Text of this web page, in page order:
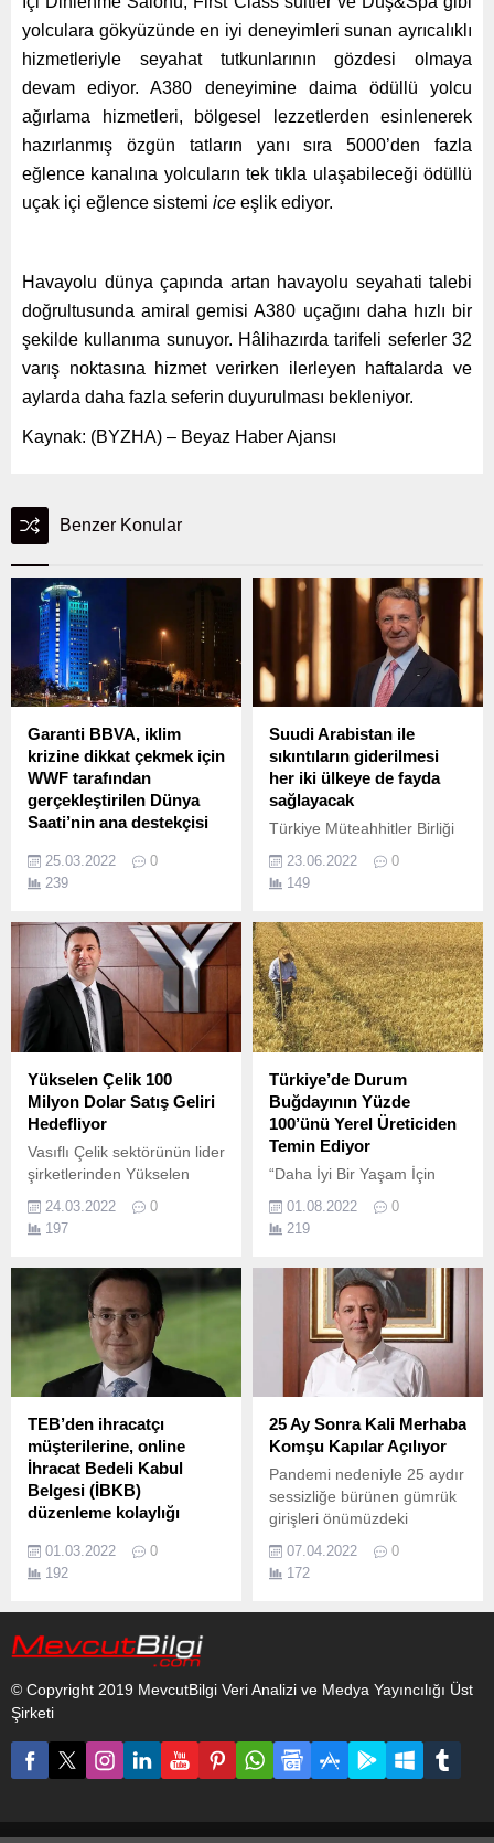
yolculara gökyüzünde en iyi deneyimleri sunan ayrıcalıklı
hizmetleriyle seyahat tutkunlarının gözdesi olmaya
devam ediyor. A380 deneyimine daima ödüllü yolcu
ağırlama hizmetleri, bölgesel lezzetlerden esinlenerek
hazırlanmış özgün tatların yanı sıra 5000’den fazla
eğlence kanalına yolcuların tek tıkla ulaşabileceği ödüllü
uçak içi eğlence sistemi ice eşlik ediyor.
Havayolu dünya çapında artan havayolu seyahati talebi
doğrultusunda amiral gemisi A380 uçağını daha hızlı bir
şekilde kullanıma sunuyor. Hâlihazırda tarifeli seferler 32
varış noktasına hizmet verirken ilerleyen haftalarda ve
aylarda daha fazla seferin duyurulması bekleniyor.
Kaynak: (BYZHA) – Beyaz Haber Ajansı
Benzer Konular
Garanti BBVA, iklim
krizine dikkat çekmek için
WWF tarafından
gerçekleştirilen Dünya
Saati’nin ana destekçisi
Sürdürülebilirliği
faaliyetlerinin odağına
koyan Garanti BBVA, WWF
Vakfı) tarafından 2007’den
bu yana gerçekleştirilen
“Dünya Saati”
kampanyasının bir kez daha
ana destekçisi oluyor.
25.03.2022
0
239
Suudi Arabistan ile
sıkıntıların giderilmesi
her iki ülkeye de fayda
sağlayacak
Türkiye Müteahhitler Birliği
(TMB), diplomatik temaslar
için Ankara’da bulunan
Suudi bakanlar ile Ticaret
başkanlığında bir araya
geldi.
23.06.2022
0
149
Yükselen Çelik 100
Milyon Dolar Satış Geliri
Hedefliyor
Vasıflı Çelik sektörünün lider
şirketlerinden Yükselen
tahminlerini ikinci kez yukarı
yönlü revize ettiğini açıkladı.
24.03.2022
0
197
Türkiye’de Durum
Buğdayının Yüzde
100’ünü Yerel Üreticiden
Temin Ediyor
“Daha İyi Bir Yaşam İçin
Barilla Küresel gıda lideri
Barilla, 2021 yılı iş ve
yayımladı.
01.08.2022
0
219
TEB’den ihracatçı
müşterilerine, online
İhracat Bedeli Kabul
Belgesi (İBKB)
düzenleme kolaylığı
İhracatın arttırılması ve
ihracatçı firmaların
desteklenmesi amacıyla,
yol gösteren Türk Ekonomi
Bankası (TEB), dış ticaret
yapan müşterilerine ihracat
işlemlerinde, hız ve kolaylık
sağlayan İhracat Bedeli
Kabul Belgesi (İBKB)
düzenleme hizmetini ihracat
01.03.2022
0
192
25 Ay Sonra Kali Merhaba
Komşu Kapılar Açılıyor
Pandemi nedeniyle 25 aydır
sessizliğe bürünen gümrük
girişleri önümüzdeki
günlerde yine cıvıl cıvıl
olacak.
07.04.2022
0
172
© Copyright 2019 MevcutBilgi Veri Analizi ve Medya Yayıncılığı Üst
Şirketi